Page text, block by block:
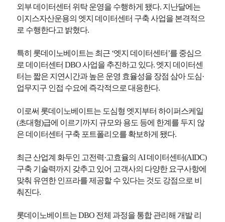
외부 데이터센터 위탁 운영을 수행하게 됐다. 지난달에는
이지스자산운용의 엣지 데이터센터 구축 사업을 본격적으
로 수행한다고 밝혔다.
특히 롯데이노베이트는 최근 ‘엣지 데이터센터’를 중심으
로 데이터센터 DBO 사업을 추진하고 있다. 엣지 데이터센
터는 짧은 지연시간과 높은 운영 효율성을 장점 삼아 도심·
업무지구 인접 수요에 즉각적으로 대응한다.
이로써 롯데이노베이트는 도심형 엣지부터 하이퍼스케일
(초대형)급에 이르기까지 규모와 용도 등에 한계를 두지 않
은 데이터센터 구축 포트폴리오를 확보하게 됐다.
최근 산업계 화두인 고전력·고효율의 AI 데이터센터(AIDC)
구축 기술력까지 갖추고 있어 고객사의 다양한 요구사항에
맞춰 유연한 인프라를 제공할 수 있다는 것도 강점으로 비
춰진다.
롯데이노베이트는 DBO 전체 과정을 통합 관리해 개발 리